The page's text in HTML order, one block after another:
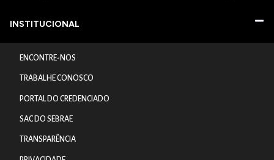
INSTITUCIONAL
ENCONTRE-NOS
TRABALHE CONOSCO
PORTAL DO CREDENCIADO
SAC DO SEBRAE
TRANSPARÊNCIA